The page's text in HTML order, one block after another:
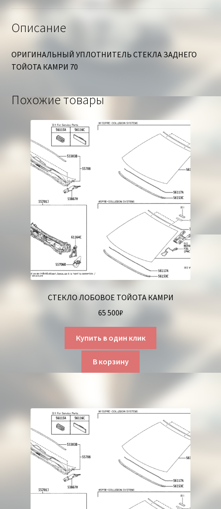
Описание
ОРИГИНАЛЬНЫЙ УПЛОТНИТЕЛЬ СТЕКЛА ЗАДНЕГО
ТОЙОТА КАМРИ 70
Похожие товары
СТЕКЛО ЛОБОВОЕ ТОЙОТА КАМРИ
65 500₽
Купить в один клик
В корзину